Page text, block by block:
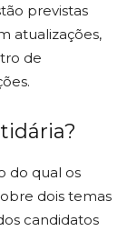
previstas
atualizações,
de
do qual os
dois temas
candidatos